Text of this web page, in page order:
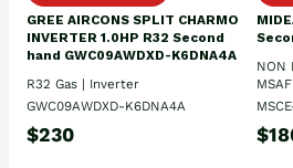
GREE AIRCONS SPLIT CHARMO
INVERTER 1.0HP R32 Second
hand GWC09AWDXD-K6DNA4A
R32 Gas | Inverter
GWC09AWDXD-K6DNA4A
$230
NON